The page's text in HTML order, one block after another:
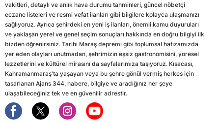
vakitleri, detaylı ve anlık hava durumu tahminleri, güncel nöbetçi
eczane listeleri ve resmi vefat ilanları gibi bilgilere kolayca ulaşmanızı
sağlıyoruz. Ayrıca şehirdeki en yeni iş ilanları, önemli kamu duyuruları
ve yaklaşan yerel ve genel seçim sonuçları hakkında en doğru bilgiyi ilk
bizden öğrenirsiniz. Tarihi Maraş depremi gibi toplumsal hafızamızda
yer eden olayları unutmadan, şehrimizin eşsiz gastronomisini, yöresel
lezzetlerini ve kültürel mirasını da sayfalarımıza taşıyoruz. Kısacası,
Kahramanmaraş'ta yaşayan veya bu şehre gönül vermiş herkes için
tasarlanan Ajans 344, habere, bilgiye ve aradığınız her şeye
ulaşabileceğiniz tek ve en güvenilir adrestir.